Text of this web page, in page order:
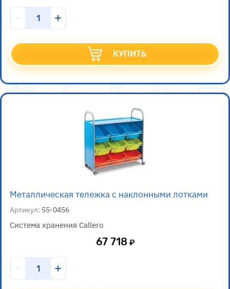
КУПИТЬ
Металлическая тележка с наклонными лотками
Артикул: 55-0456
Система хранения Callero
67 718